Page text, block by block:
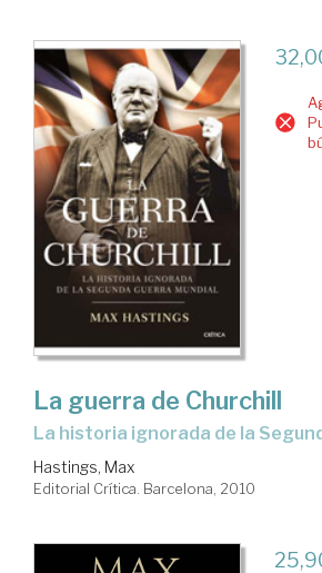
La guerra de Churchill
la historia ignorada de la
Hastings, Max
Editorial Crítica. Barcelona, 2010